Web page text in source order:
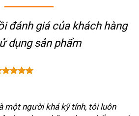
đánh giá của khách hàng
dụng sản phẩm
một người khá kỹ tính, tôi luôn